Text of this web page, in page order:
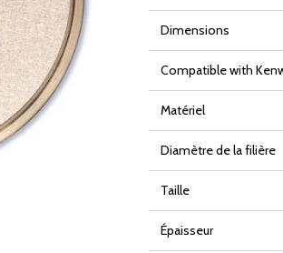
Dimensions
Compatible with
Matériel
Diamètre de la filière
Taille
Épaisseur